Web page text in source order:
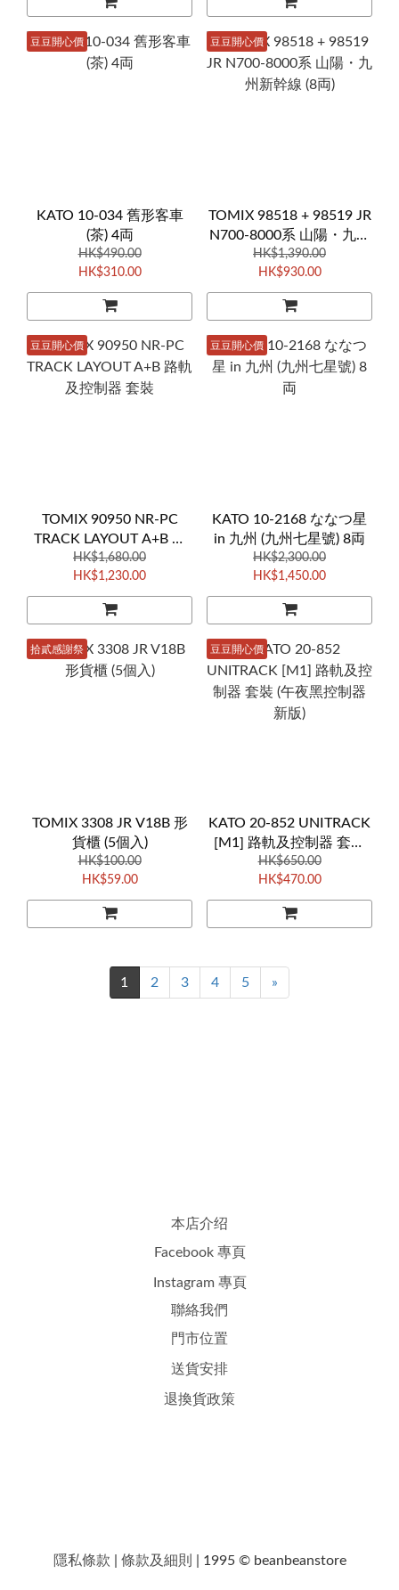
豆豆開心價
KATO 10-034 舊形客車
(茶) 4両
HK$490.00
HK$310.00
豆豆開心價
TOMIX 98518 + 98519 JR
N700-8000系 山陽・九州
新幹線 (8両)
HK$1,390.00
HK$930.00
豆豆開心價
TOMIX 90950 NR-PC
TRACK LAYOUT A+B 路
軌及控制器 套裝
HK$1,680.00
HK$1,230.00
豆豆開心價
KATO 10-2168 ななつ星
in 九州 (九州七星號) 8両
HK$2,300.00
HK$1,450.00
拾貳感謝祭
TOMIX 3308 JR V18B 形
貨櫃 (5個入)
HK$100.00
HK$59.00
豆豆開心價
KATO 20-852 UNITRACK
[M1] 路軌及控制器 套裝
(午夜黑控制器新版)
HK$650.00
HK$470.00
1 2 3 4 5 »
本店介绍
Facebook 專頁
Instagram 專頁
聯絡我們
門市位置
送貨安排
退換貨政策
隱私條款 條款及細則 | 1995 © beanbeanstore